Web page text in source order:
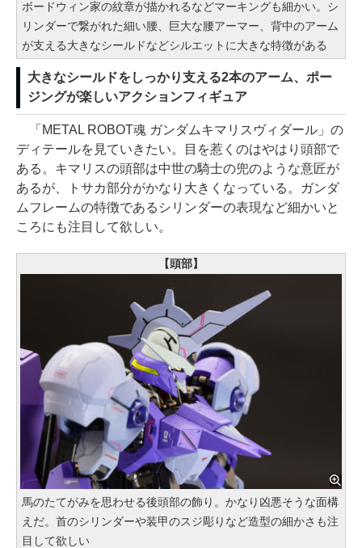
ボードウィン家の紋章が描かれるなどマーキングも細かい。シ
リンダーで繋がれた細い腰、巨大な腰アーマー、背中のアーム
が支える大きなシールドなどシルエットに大きな特徴がある
大きなシールドをしっかり支える2本のアーム、ポー
ジングが楽しいアクションフィギュア
「METAL ROBOT魂 ガンダムキマリスヴィダール」の
ディテールを見ていきたい。目を惹くのはやはり頭部で
ある。キマリスの頭部は中世の騎士の兜のような意匠が
あるが、トサカ部分がかなり大きくなっている。ガンダ
ムフレームの特徴であるシリンダーの表現など細かいと
ころにも注目して欲しい。
【頭部】
馬のたてがみを思わせる後頭部の飾り。かなり凶悪そうな面構
えだ。首のシリンダーや装甲のスジ彫りなど造型の細かさも注
目して欲しい